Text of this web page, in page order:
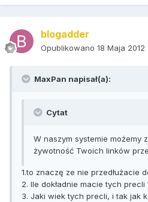
blogadder
Opublikowano 18 Maja 2012
MaxPan napisał(a):
Cytat
W naszym systemie możemy
żywotność Twoich linków
1.to znaczę ze nie przedłużacie
2. Ile dokładnie macie tych precli
3. Jaki wiek tych precli, i tak jak